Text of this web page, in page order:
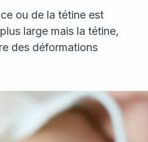
ou de la tétine est
large mais la tétine,
des déformations